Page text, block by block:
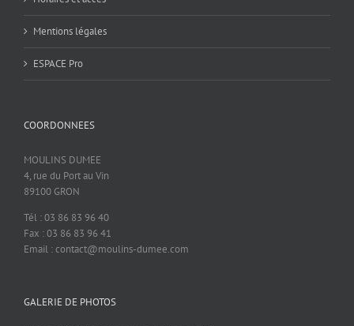
Mentions légales
ESPACE Pro
COORDONNEES
MOULINS DUMEE
4, rue du Port au Vin
89100 GRON
Tél : 03 86 83 96 40
Fax : 03 86 83 96 41
Email : contact@moulins-dumee.com
GALERIE DE PHOTOS